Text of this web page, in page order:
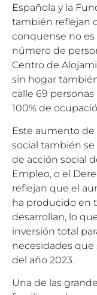
Española y la
también reflejan
conquense no
número de
Centro de
sin hogar
calle 69
100% de
Este aumento
social también
de acción social
Empleo, o el
reflejan que el
ha producido en
desarrollan, lo
inversión total
necesidades que
del año 2023.
Una de las